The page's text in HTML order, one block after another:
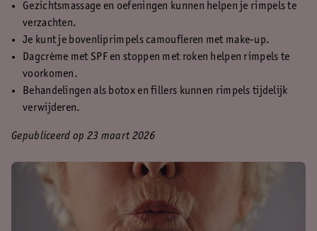
Gezichtsmassage en oefeningen kunnen helpen je rimpels te
verzachten.
Je kunt je bovenliprimpels camoufleren met make-up.
Dagcrème met SPF en stoppen met roken helpen rimpels te
voorkomen.
Behandelingen als botox en fillers kunnen rimpels tijdelijk
verwijderen.
Gepubliceerd op 23 maart 2026